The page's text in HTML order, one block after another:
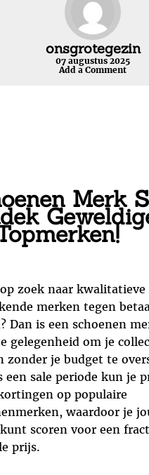
onsgrotegezin
07 augustus 2025
Add a Comment
Merk
zoek naar kwalitatieve
merken tegen
Dan is een schoenen
gelegenheid om je
zonder je budget te
een sale periode kun je
op populaire
waardoor je
scoren voor een
prijs.